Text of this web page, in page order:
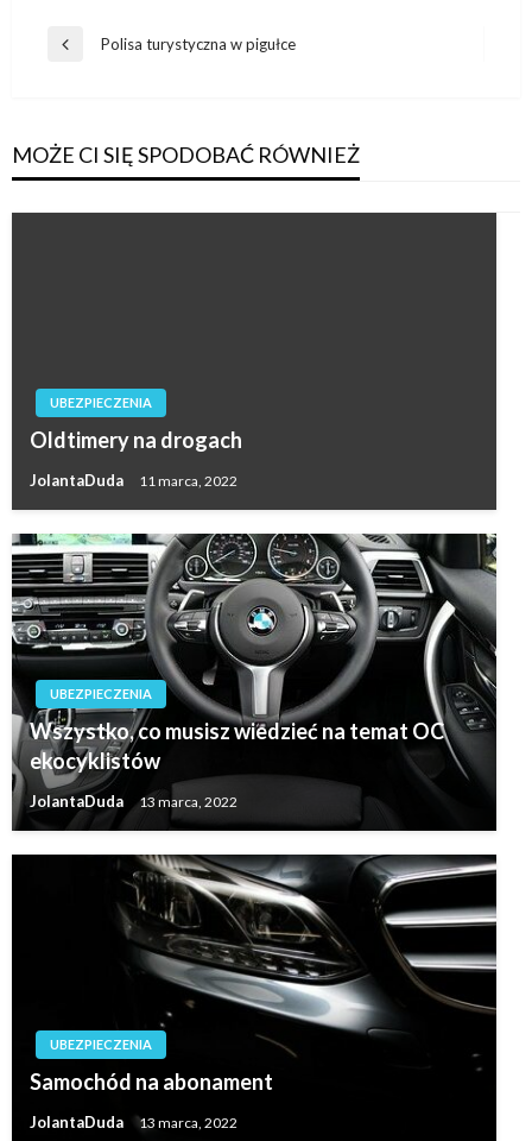
Nawigacja
Poprzedni
Polisa turystyczna w pigułce
MOŻE CI SIĘ SPODOBAĆ RÓWNIEŻ
UBEZPIECZENIA
Oldtimery na drogach
JolantaDuda 11 marca, 2022
UBEZPIECZENIA
Wszystko, co musisz wiedzieć na temat OC
ekocyklistów
JolantaDuda 13 marca, 2022
UBEZPIECZENIA
Samochód na abonament
JolantaDuda 13 marca, 2022